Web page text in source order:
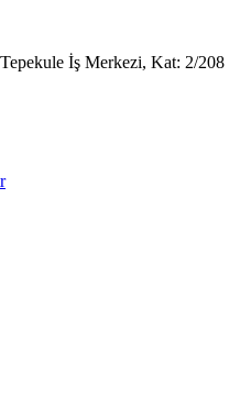
İş Merkezi, Kat: 2/208